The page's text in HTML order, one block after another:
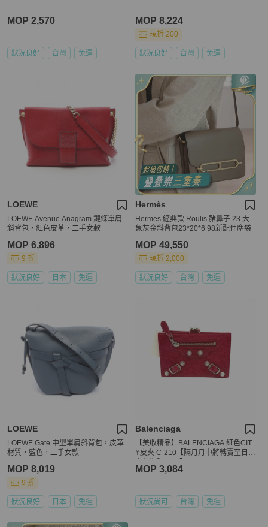
MOP 2,570
狀況良好 台灣 免運
MOP 8,224
現折 200
狀況良好 台灣 免運
LOEWE
LOEWE Avenue Anagram 鏈條單肩
斜背包，紅色皮革，二手女款
MOP 6,896
9 折
狀況良好 日本 免運
Hermès
Hermes 經典款 Roulis 豬鼻子 23 大
象灰金斜背包23*20*6 98新配件塵袋
MOP 49,550
現折 2,000
狀況良好 台灣 免運
LOEWE
LOEWE Gate 中型單肩斜背包，皮革
材質，藍色，二手女款
MOP 8,019
9 折
狀況良好 日本 免運
Balenciaga
【美收精品】BALENCIAGA 紅色CIT
Y皮夾 C-210【隔月月中將轉賣至日本
MOP 3,084
狀況尚可 台灣 免運